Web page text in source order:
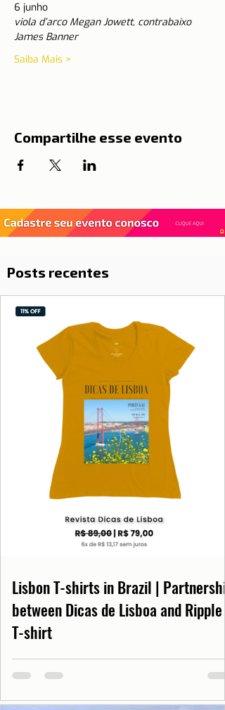
viola d’arco Megan Jowett, contrabaixo
James Banner
Saiba Mais >
Compartilhe esse evento
Posts recentes
Lisbon T-shirts in Brazil | Partnership
between Dicas de Lisboa and Ripple
T-shirt